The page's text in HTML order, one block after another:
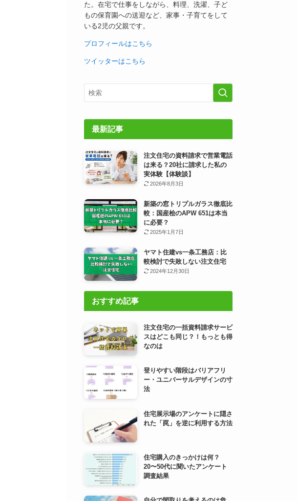
た。在宅で仕事をしながら、料理、洗濯、子ど
もの保育園への送迎など、家事・子育てをして
いる2児の父親です。
プロフィールはこちら
ツイッターはこちら
最新記事
注文住宅の資料請求で営業電話
は来る？20社に請求した私の
実体験【体験談】
2026年8月3日
新築の窓トリプルガラス徹底比
較：国産桧のAPW 651は本当
に必要？
2025年1月7日
ヤマト住建vs一条工務店：比
較検討で失敗しない注文住宅
2024年12月30日
おすすめ記事
注文住宅の一括資料請求サービ
スはどこも同じ？！もっとも得
なのは
登りやすい階段はバリアフリ
ー・ユニバーサルデザインの寸
法
住宅展示場のアンケートに隠さ
れた「罠」を逆に利用する方法
住宅購入のきっかけは何？
20〜50代に聞いたアンケート
調査結果